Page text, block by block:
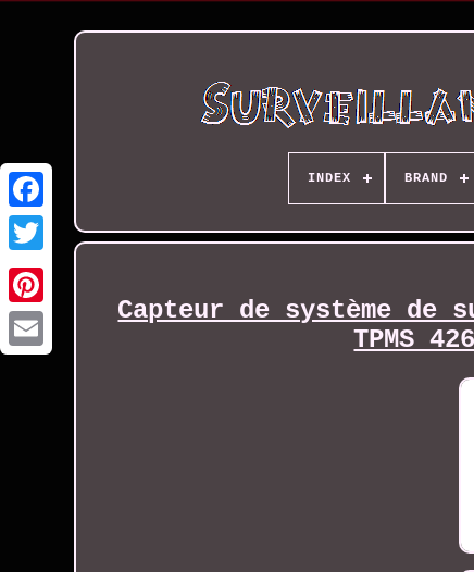
INDEX BRAND
Capteur de système de
TPMS